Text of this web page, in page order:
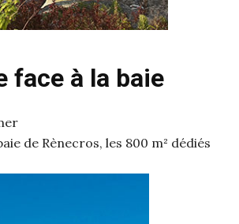
face à la baie
de Rènecros, les 800 m² dédiés